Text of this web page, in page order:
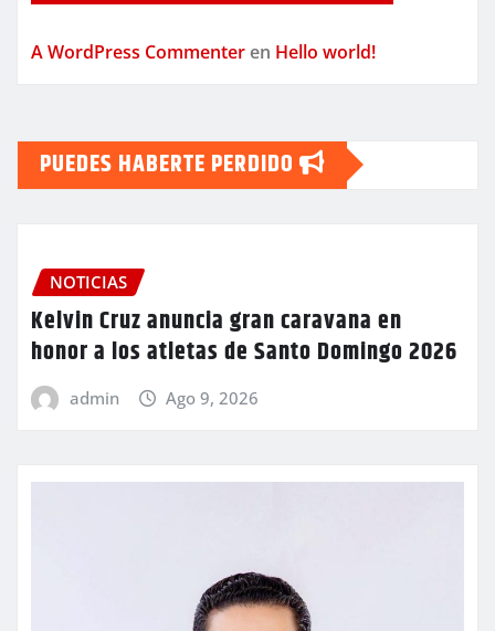
A WordPress Commenter en Hello world!
PUEDES HABERTE PERDIDO
NOTICIAS
Kelvin Cruz anuncia gran caravana en
honor a los atletas de Santo Domingo 2026
admin Ago 9, 2026